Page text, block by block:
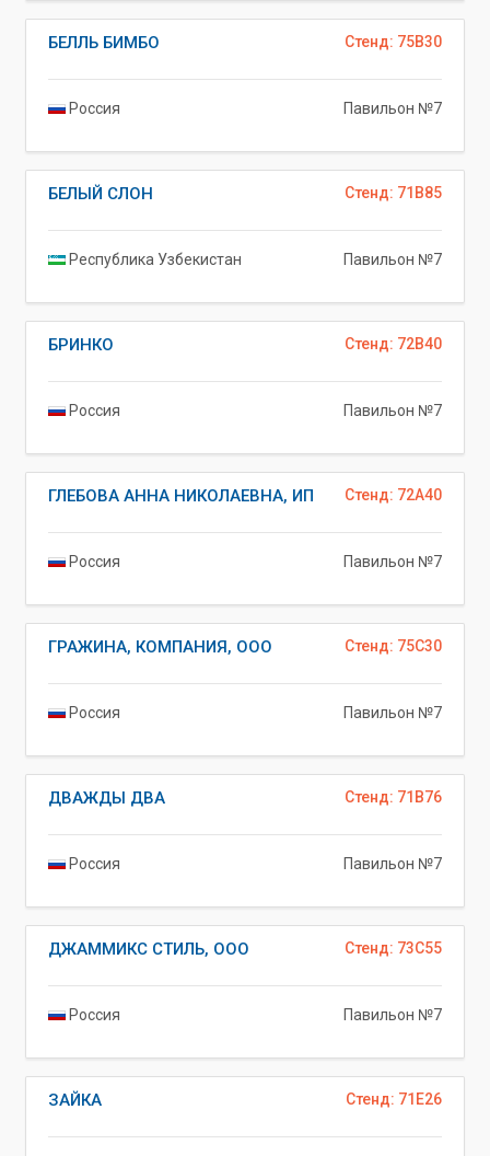
Стенд: 75B30
БЕЛЛЬ БИМБО
Россия Павильон №7
Стенд: 71B85
БЕЛЫЙ СЛОН
Республика Узбекистан Павильон №7
Стенд: 72B40
БРИНКО
Россия Павильон №7
Стенд: 72A40
ГЛЕБОВА АННА НИКОЛАЕВНА, ИП
Россия Павильон №7
Стенд: 75C30
ГРАЖИНА, КОМПАНИЯ, ООО
Россия Павильон №7
Стенд: 71B76
ДВАЖДЫ ДВА
Россия Павильон №7
Стенд: 73C55
ДЖАММИКС СТИЛЬ, ООО
Россия Павильон №7
Стенд: 71E26
ЗАЙКА